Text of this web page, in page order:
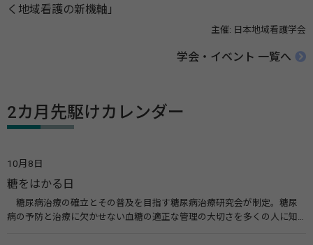
く地域看護の新機軸」
主催: 日本地域看護学会
学会・イベント 一覧へ
2カ月先駆けカレンダー
10月8日
糖をはかる日
糖尿病治療の確立とその普及を目指す糖尿病治療研究会が制定。糖尿
病の予防と治療に欠かせない血糖の適正な管理の大切さを多くの人に知